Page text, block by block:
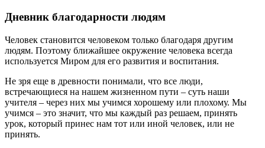
Дневник благодарности людям
Человек становится человеком только благодаря другим
людям. Поэтому ближайшее окружение человека всегда
используется Миром для его развития и воспитания.
Не зря еще в древности понимали, что все люди,
встречающиеся на нашем жизненном пути – суть наши
учителя – через них мы учимся хорошему или плохому. Мы
учимся – это значит, что мы каждый раз решаем, принять
урок, который принес нам тот или иной человек, или не
принять.